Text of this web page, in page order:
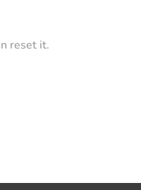
reset it.